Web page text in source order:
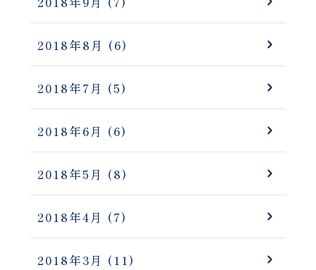
2018年8月 (6)
2018年7月 (5)
2018年6月 (6)
2018年5月 (8)
2018年4月 (7)
2018年3月 (11)